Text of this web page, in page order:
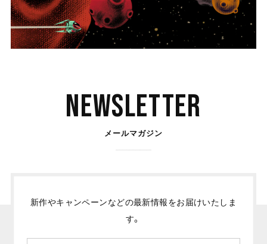
Newsletter
メールマガジン
新作やキャンペーンなどの最新情報をお届けいたしま
す。